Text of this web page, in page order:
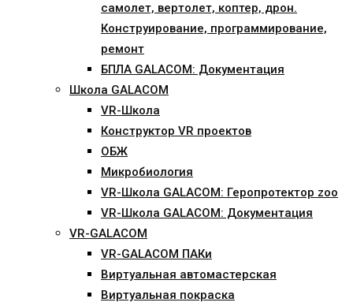
самолет, вертолет, коптер, дрон.
Конструирование, программирование,
ремонт
БПЛА GALACOM: Документация
Школа GALACOM
VR-Школа
Конструктор VR проектов
ОБЖ
Микробиология
VR-Школа GALACOM: Геропротектор zoo
VR-Школа GALACOM: Документация
VR-GALACOM
VR-GALACOM ПАКи
Виртуальная автомастерская
Виртуальная покраска